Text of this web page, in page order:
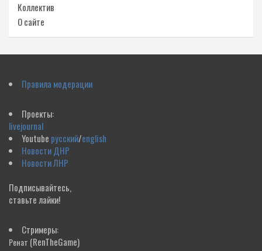
Коллектив
О сайте
Правила модерации
Проекты:
livejournal
Youtube русский/english
Новости ДНР
Новости ЛНР
Подписывайтесь,
ставьте лайки!
Стримеры:
Ренат (RenTheGame)